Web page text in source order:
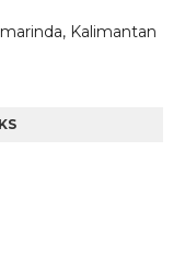
Kalimantan